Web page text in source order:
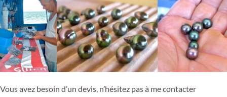
Vous avez besoin d’un devis, n’hésitez pas à me contacter